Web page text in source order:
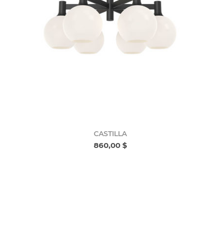
CASTILLA
860,00 $